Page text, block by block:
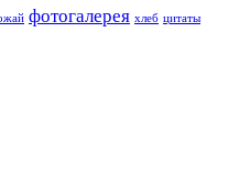
фотогалерея хлеб цитаты